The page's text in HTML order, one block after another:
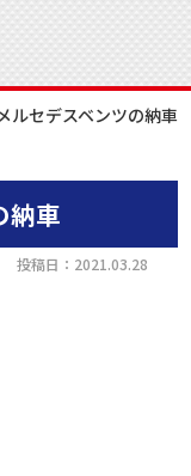
ルセデスベンツの納車
納車
投稿日：2021.03.28